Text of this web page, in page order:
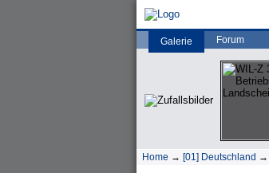
Galerie Forum
Home → [01] Deutschland →